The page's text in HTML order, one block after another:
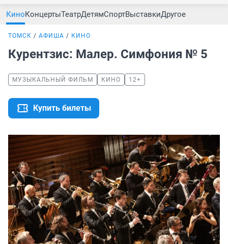
КиноКонцертыТеатрДетямСпортВыставкиДругое
ТОМСК АФИША КИНО
Курентзис: Малер. Симфония № 5
МУЗЫКАЛЬНЫЙ ФИЛЬМ КИНО 12+
Купить билеты